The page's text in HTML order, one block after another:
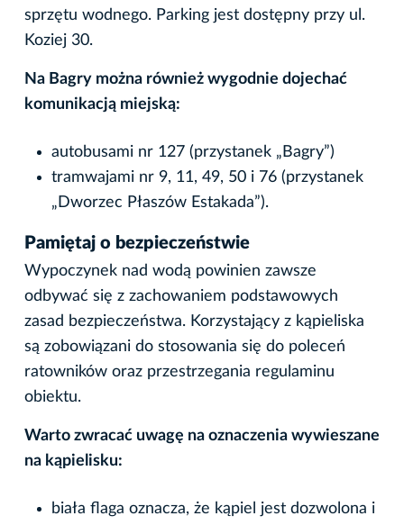
sprzętu wodnego. Parking jest dostępny przy ul.
Koziej 30.
Na Bagry można również wygodnie dojechać
komunikacją miejską:
autobusami nr 127 (przystanek „Bagry”)
tramwajami nr 9, 11, 49, 50 i 76 (przystanek
„Dworzec Płaszów Estakada”).
Pamiętaj o bezpieczeństwie
Wypoczynek nad wodą powinien zawsze
odbywać się z zachowaniem podstawowych
zasad bezpieczeństwa. Korzystający z kąpieliska
są zobowiązani do stosowania się do poleceń
ratowników oraz przestrzegania regulaminu
obiektu.
Warto zwracać uwagę na oznaczenia wywieszane
na kąpielisku:
biała flaga oznacza, że kąpiel jest dozwolona i